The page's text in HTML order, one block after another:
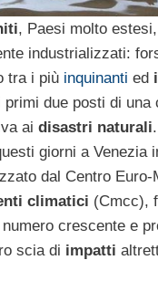
, Paesi molto
industrializzati:
tra i più inquinanti ed
primi due posti di
ai disastri naturali.
giorni a Venezia
dal Centro Euro-
climatici (Cmcc),
crescente e
scia di impatti